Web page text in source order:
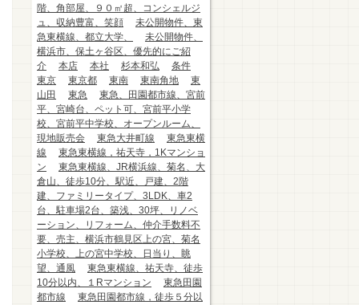
階、角部屋、９０㎡超、コンシェルジ
ュ、収納豊富、笑顔
未公開物件、東
急東横線、都立大学、
未公開物件、
横浜市、保土ヶ谷区、優先的にご紹
介
本店 本社 杉本和弘
条件
東京
東京都 東南 東南角地
東
山田
東急
東急、田園都市線、宮前
平、宮崎台、ペット可、宮前平小学
校、宮前平中学校、オープンルーム、
現地販売会
東急大井町線
東急東横
線
東急東横線，祐天寺，1Kマンショ
ン
東急東横線、JR横浜線、菊名、大
倉山、徒歩10分、駅近、戸建、2階
建、ファミリータイプ、3LDK、車2
台、駐車場2台、築浅、30坪、リノベ
ーション、リフォーム、仲介手数料不
要、売主、横浜市鶴見区上の宮、菊名
小学校、上の宮中学校、日当り、眺
望、通風
東急東横線、祐天寺、徒歩
10分以内、１Rマンション
東急田園
都市線
東急田園都市線，徒歩５分以